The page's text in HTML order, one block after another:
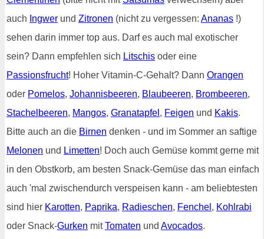
auch Ingwer und Zitronen (nicht zu vergessen: Ananas !)
sehen darin immer top aus. Darf es auch mal exotischer
sein? Dann empfehlen sich Litschis oder eine
Passionsfrucht! Hoher Vitamin-C-Gehalt? Dann Orangen
oder Pomelos, Johannisbeeren, Blaubeeren, Brombeeren,
Stachelbeeren, Mangos, Granatapfel , Feigen und Kakis.
Bitte auch an die Birnen denken - und im Sommer an saftige
Melonen und Limetten! Doch auch Gemüse kommt gerne mit
in den Obstkorb, am besten Snack-Gemüse das man einfach
auch 'mal zwischendurch verspeisen kann - am beliebtesten
sind hier Karotten, Paprika, Radieschen, Fenchel , Kohlrabi
oder Snack-Gurken mitTomaten und Avocados.